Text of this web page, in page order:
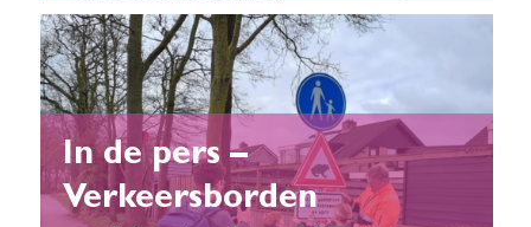
In de pers –
Verkeersborden